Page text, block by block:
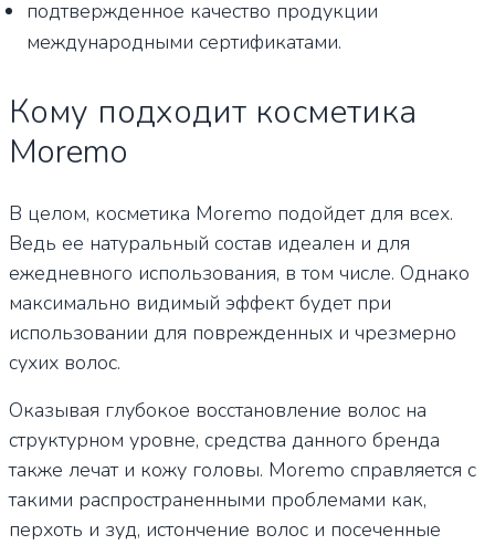
подтвержденное качество продукции
международными сертификатами.
Кому подходит косметика
Moremo
В целом, косметика Moremo подойдет для всех.
Ведь ее натуральный состав идеален и для
ежедневного использования, в том числе. Однако
максимально видимый эффект будет при
использовании для поврежденных и чрезмерно
сухих волос.
Оказывая глубокое восстановление волос на
структурном уровне, средства данного бренда
также лечат и кожу головы. Moremo справляется с
такими распространенными проблемами как,
перхоть и зуд, истончение волос и посеченные